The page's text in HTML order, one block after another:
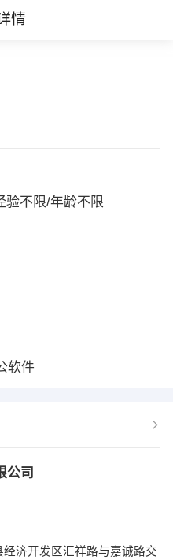
情
验不限/年龄不限
软件
公司
经济开发区汇祥路与嘉诚路交